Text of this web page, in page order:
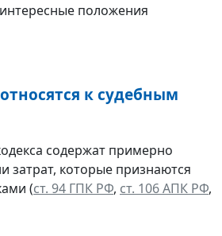
положения
к судебным
содержат примерно
затрат, которые признаются
(ст. 94 ГПК РФ, ст. 106 АПК РФ,